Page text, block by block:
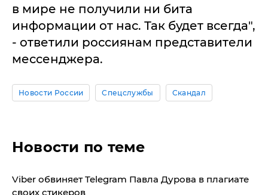
в мире не получили ни бита
информации от нас. Так будет всегда",
- ответили россиянам представители
мессенджера.
Новости России Спецслужбы Скандал
Новости по теме
Viber обвиняет Telegram Павла Дурова в плагиате
своих стикеров